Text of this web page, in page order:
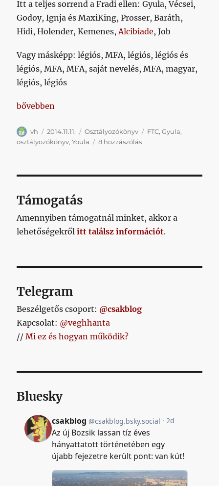
Itt a teljes sorrend a Fradi ellen: Gyula, Vécsei,
Godoy, Ignja és MaxiKing, Prosser, Baráth,
Hidi, Holender, Kemenes,Alcibiade, Job
Vagy másképp: légiós, MFA, légiós, légiós és
légiós, MFA, MFA, saját nevelés, MFA, magyar,
légiós, légiós
„Osztályozókönyv: Gyula negyedszer”
bővebben
Szerző
vh Közzétéve
2014.11.11. Kategória
Osztályozókönyv Címke
FTC,Gyula,
osztályozókönyv,Youla 8 hozzászólásOsztályozókönyv:
Támogatás
Amennyiben támogatnál minket, akkor a
lehetőségekrőlitt találsz információt.
Telegram
Beszélgetős csoport: @csakblog
Kapcsolat: @veghhanta
//Mi ez és hogyan működik?
Bluesky